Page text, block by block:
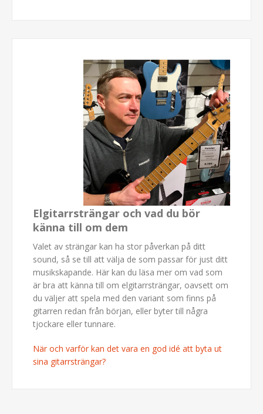
Elgitarrsträngar och vad du bör
känna till om dem
Valet av strängar kan ha stor påverkan på ditt
sound, så se till att välja de som passar för just ditt
musikskapande. Här kan du läsa mer om vad som
är bra att känna till om elgitarrsträngar, oavsett om
du väljer att spela med den variant som finns på
gitarren redan från början, eller byter till några
tjockare eller tunnare.
När och varför kan det vara en god idé att byta ut
sina gitarrsträngar?